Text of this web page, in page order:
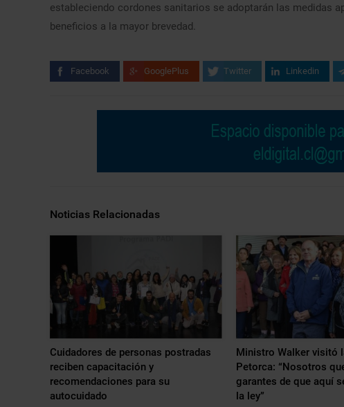
estableciendo cordones sanitarios se adoptarán las medidas
beneficios a la mayor brevedad.
Facebook GooglePlus Twitter Linkedin
Noticias Relacionadas
Cuidadores de personas postradas
reciben capacitación y
recomendaciones para su
autocuidado
Ministro Walker visitó
Petorca: “Nosotros
garantes de que aquí
la ley”